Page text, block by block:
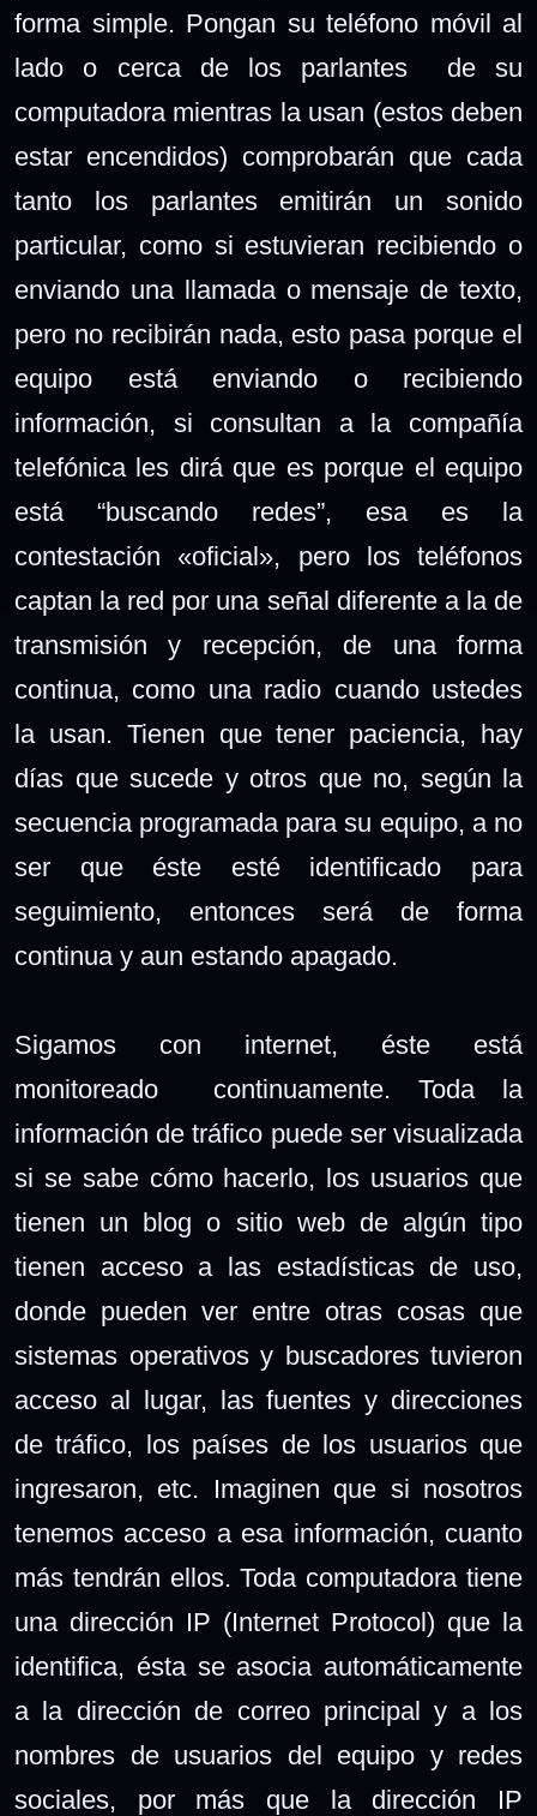
forma simple. Pongan su teléfono móvil al
lado o cerca de los parlantes de su
computadora mientras la usan (estos deben
estar encendidos) comprobarán que cada
tanto los parlantes emitirán un sonido
particular, como si estuvieran recibiendo o
enviando una llamada o mensaje de texto,
pero no recibirán nada, esto pasa porque el
equipo está enviando o recibiendo
información, si consultan a la compañía
telefónica les dirá que es porque el equipo
está “buscando redes”, esa es la
contestación «oficial», pero los teléfonos
captan la red por una señal diferente a la de
transmisión y recepción, de una forma
continua, como una radio cuando ustedes
la usan. Tienen que tener paciencia, hay
días que sucede y otros que no, según la
secuencia programada para su equipo, a no
ser que éste esté identificado para
seguimiento, entonces será de forma
continua y aun estando apagado.
Sigamos con internet, éste está
monitoreado continuamente. Toda la
información de tráfico puede ser visualizada
si se sabe cómo hacerlo, los usuarios que
tienen un blog o sitio web de algún tipo
tienen acceso a las estadísticas de uso,
donde pueden ver entre otras cosas que
sistemas operativos y buscadores tuvieron
acceso al lugar, las fuentes y direcciones
de tráfico, los países de los usuarios que
ingresaron, etc. Imaginen que si nosotros
tenemos acceso a esa información, cuanto
más tendrán ellos. Toda computadora tiene
una dirección IP (Internet Protocol) que la
identifica, ésta se asocia automáticamente
a la dirección de correo principal y a los
nombres de usuarios del equipo y redes
sociales, por más que la dirección IP